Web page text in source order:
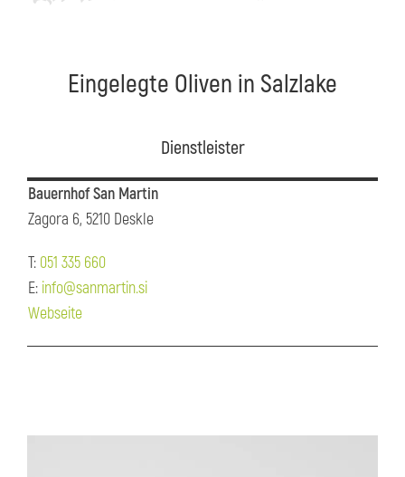
Eingelegte Oliven in Salzlake
Dienstleister
Bauernhof San Martin
Zagora 6, 5210 Deskle
T: 051 335 660
E: info@sanmartin.si
Webseite